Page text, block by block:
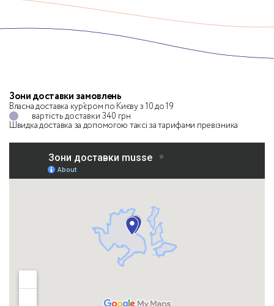
Зони доставки замовлень
Власна доставка кур’єром по Києву з 10 до 19
вартість доставки 340 грн
Швидка доставка за допомогою таксіза тарифами превізника